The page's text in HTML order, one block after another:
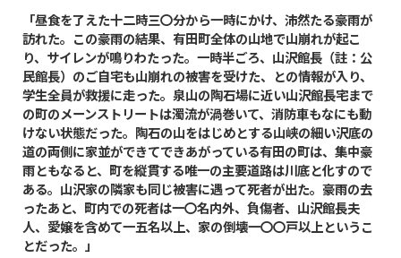
「昼食を了えた十二時三〇分から一時にかけ、沛然たる豪雨が
訪れた。この豪雨の結果、有田町全体の山地で山崩れが起こ
り、サイレンが鳴りわたった。一時半ごろ、山沢館長（註：公
民館長）のご自宅も山崩れの被害を受けた、との情報が入り、
学生全員が救援に走った。泉山の陶石場に近い山沢館長宅まで
の町のメーンストリートは濁流が渦巻いて、消防車もなにも動
けない状態だった。陶石の山をはじめとする山峡の細い沢底の
道の両側に家並ができてできあがっている有田の町は、集中豪
雨ともなると、町を縦貫する唯一の主要道路は川底と化すので
ある。山沢家の隣家も同じ被害に遇って死者が出た。豪雨の去
ったあと、町内での死者は一〇名内外、負傷者、山沢館長夫
人、愛嬢を含めて一五名以上、家の倒壊一〇〇戸以上というこ
とだった。」